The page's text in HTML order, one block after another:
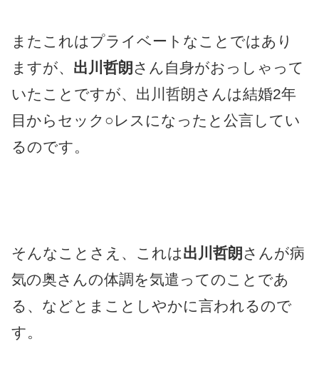
またこれはプライベートなことではあり
ますが、 出川哲朗 さん自身がおっしゃって
いたことですが、出川哲朗さんは結婚2年
目からセック○レスになったと公言してい
るのです。
そんなことさえ、これは出川哲朗 さんが病
気の奥さんの体調を気遣ってのことであ
る、などとまことしやかに言われるので
す。